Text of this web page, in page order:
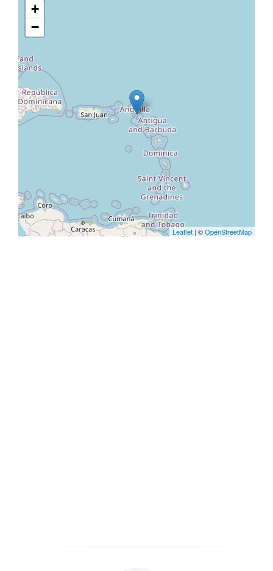
+
−
Leaflet | ©OpenStreetMap